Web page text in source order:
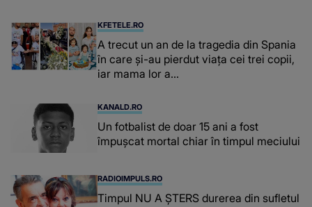
suspecți
KFETELE.RO
A trecut un an de la tragedia din Spania
în care și-au pierdut viața cei trei copii,
iar mama lor a…
KANALD.RO
Un fotbalist de doar 15 ani a fost
împușcat mortal chiar în timpul meciului
RADIOIMPULS.RO
Timpul NU A ȘTERS durerea din sufletul